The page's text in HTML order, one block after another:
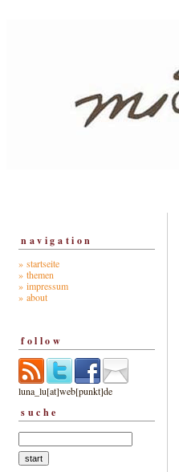
navigation
» startseite
» themen
» impressum
» about
follow
luna_lu[at]web[punkt]de
suche